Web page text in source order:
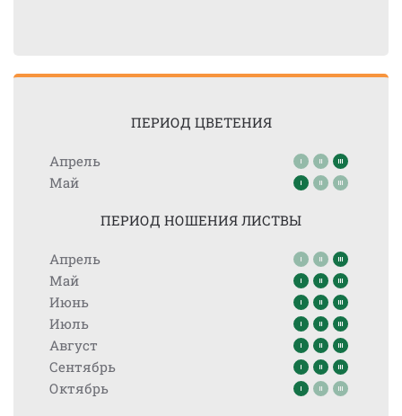
ПЕРИОД ЦВЕТЕНИЯ
Апрель
Май
ПЕРИОД НОШЕНИЯ ЛИСТВЫ
Апрель
Май
Июнь
Июль
Август
Сентябрь
Октябрь